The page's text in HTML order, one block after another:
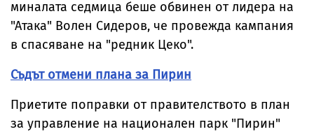
миналата седмица беше обвинен от лидера на
"Атака" Волен Сидеров, че провежда кампания
в спасяване на "редник Цеко".
Съдът отмени плана за Пирин
Приетите поправки от правителството в план
за управление на национален парк "Пирин"